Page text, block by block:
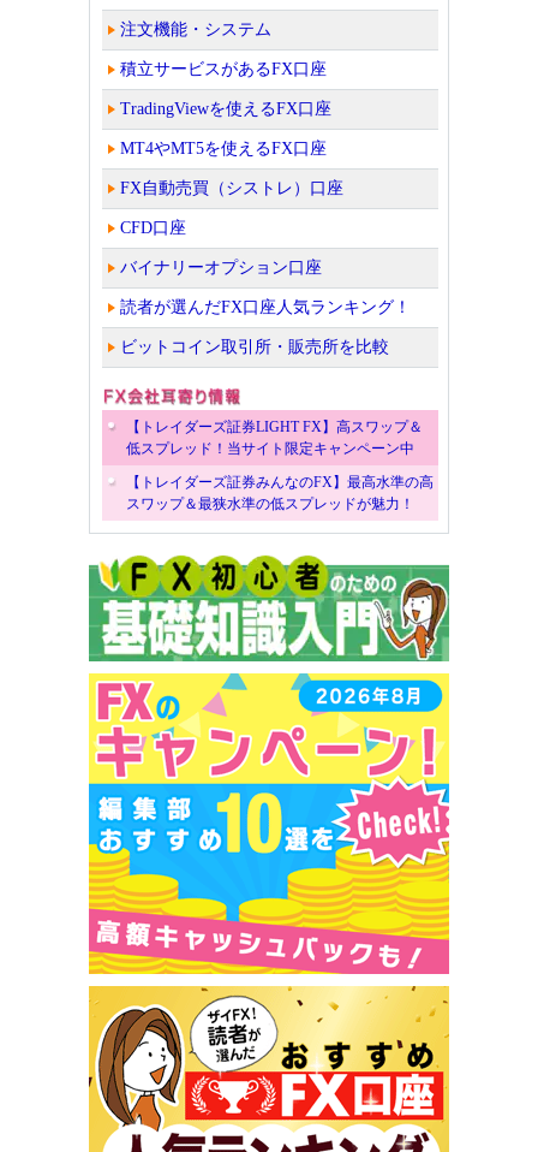
注文機能・システム
積立サービスがあるFX口座
TradingViewを使えるFX口座
MT4やMT5を使えるFX口座
FX自動売買（シストレ）口座
CFD口座
バイナリーオプション口座
読者が選んだFX口座人気ランキング！
ビットコイン取引所・販売所を比較
【トレイダーズ証券LIGHT FX】高スワップ＆
低スプレッド！当サイト限定キャンペーン中
【トレイダーズ証券みんなのFX】最高水準の高
スワップ＆最狭水準の低スプレッドが魅力！